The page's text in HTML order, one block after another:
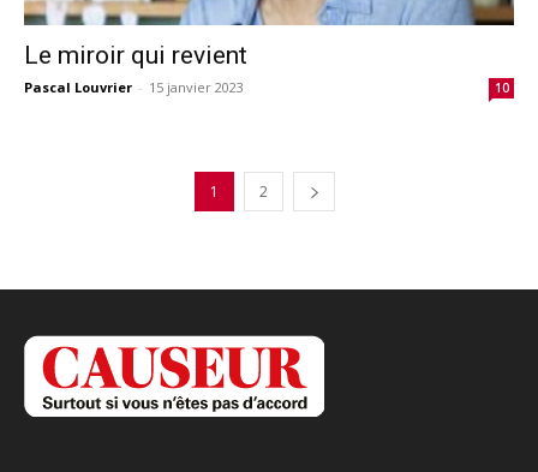
Le miroir qui revient
Pascal Louvrier - 15 janvier 2023 10
1 2